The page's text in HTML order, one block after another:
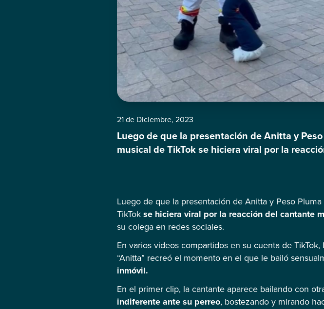
21 de Diciembre, 2023
Luego de que la presentación de Anitta y
musical de TikTok se hiciera viral por la
Luego de que la presentación de Anitta y Peso
TikTok se hiciera viral por la reacción del cantante
su colega en redes sociales.
En varios videos compartidos en su cuenta de
“Anitta” recreó el momento en el que le bailó
inmóvil.
En el primer clip, la cantante aparece bailando con
indiferente ante su perreo, bostezando y mirando